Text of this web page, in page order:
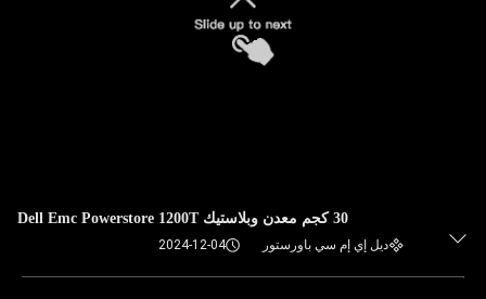
30 كجم معدن وبلاستيك Dell Emc Powerstore 1200T
ديل إي إم سي باورستور 2024-12-04